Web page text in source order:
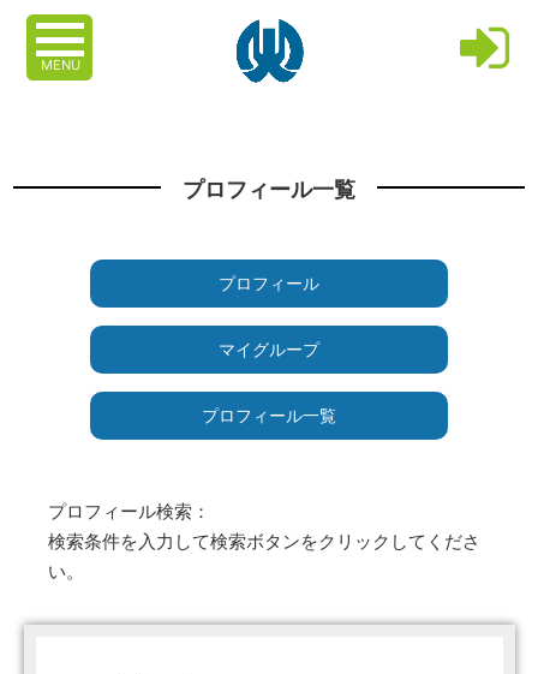
MENU
プロフィール一覧
プロフィール
マイグループ
プロフィール一覧
プロフィール検索：
検索条件を入力して検索ボタンをクリックしてくださ
い。